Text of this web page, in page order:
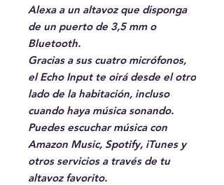
Alexa a un altavoz que disponga
de un puerto de 3,5 mm o
Bluetooth.
Gracias a sus cuatro micrófonos,
el Echo Input te oirá desde el otro
lado de la habitación, incluso
cuando haya música sonando.
Puedes escuchar música con
Amazon Music, Spotify, iTunes y
otros servicios a través de tu
altavoz favorito.